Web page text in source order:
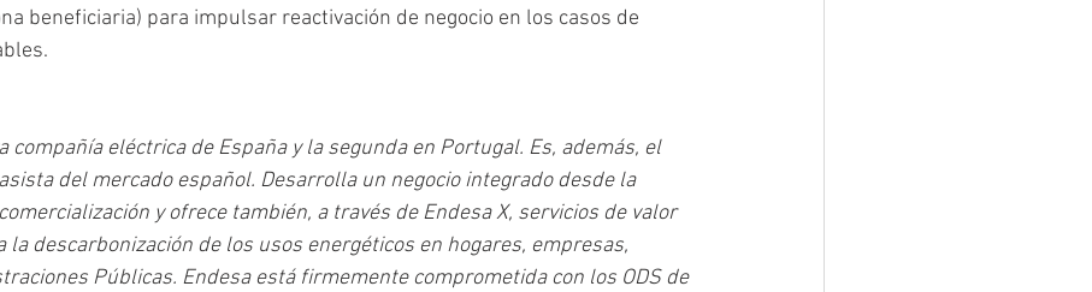
beneficiaria) para impulsar reactivación de negocio en los casos de
compañía eléctrica de España y la segunda en Portugal. Es, además, el
del mercado español. Desarrolla un negocio integrado desde la
y ofrece también, a través de Endesa X, servicios de valor
la descarbonización de los usos energéticos en hogares, empresas,
Públicas. Endesa está firmemente comprometida con los ODS de